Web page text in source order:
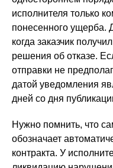
исполнителя только
понесенного ущерба.
когда заказчик
решения об отказе.
отправки не
датой уведомления
дней со дня
Нужно помнить, что
обозначает
контракта. У